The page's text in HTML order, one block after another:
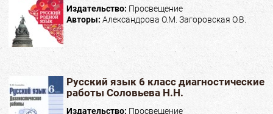
Издательство: Просвещение
Авторы: Александрова О.М. Загоровская О.В.
Русский язык 6 класс диагностические
работы Соловьева Н.Н.
Издательство: Просвещение